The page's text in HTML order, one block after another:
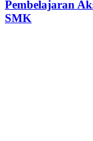
Pembelajaran
SMK